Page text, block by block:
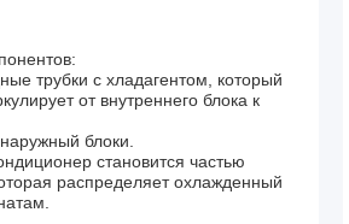
трубки с хладагентом, который
от внутреннего блока к
блоки.
становится частью
распределяет охлажденный